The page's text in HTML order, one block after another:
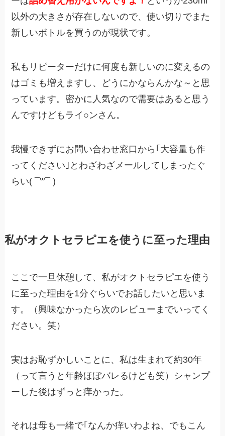
以外の大きさが存在しないので、使い切りでまた
新しいボトルを買うのが現状です。
私もリピーターだけに何度も新しいのに変えるの
はゴミも増えますし、どうにかならんかな～と思
っています。密かに人気なので需要はあると思う
んですけどもライ○ンさん。
我慢できずにお問い合わせ窓口から｢大容量も作
ってください｣とわざわざメールしてしまったぐ
らい( ¯꒳¯ )
私がオクトセラピエを使うに至った理由
ここで一旦休憩して、私がオクトセラピエを使う
に至った理由を1分ぐらいでお話したいと思いま
す。（興味なかったら次のレビューまでいってく
ださい。笑）
実はお恥ずかしいことに、私は生まれて約30年
（って言うと年齢ほぼバレるけども笑）シャンプ
ーした後はずっと痒かった。
それは母も一緒で｢なんか痒いわよね、でもこん